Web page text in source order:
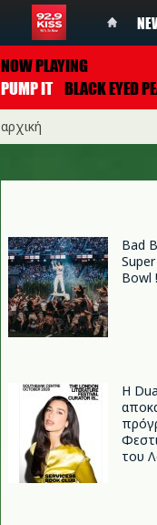
NOW PLAYING
PUMP IT BLACK EYED
αρχική
Bad
Bowl !
Η
του